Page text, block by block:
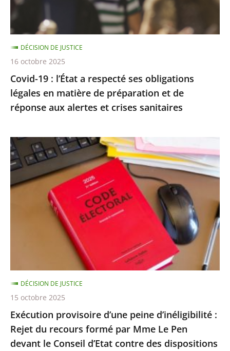
obligations
légales
en
matière
de
préparation
et
de
aux
alertes
et
crises
sanitaires
Covid-19 : l’État a respecté ses obligations
légales en matière de préparation et de
réponse aux alertes et crises sanitaires
DÉCISION DE JUSTICE
16 octobre 2025
Exécution
provisoire
d’une
peine
d’inéligibilité
formé
par
Mme
Le
Pen
devant
Exécution provisoire d’une peine d’inéligibilité :
Rejet du recours formé par Mme Le Pen
devant le Conseil d’Etat contre des dispositions
DÉCISION DE JUSTICE
15 octobre 2025